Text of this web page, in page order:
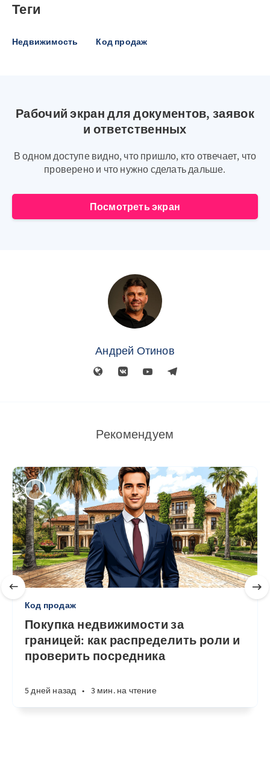
Теги
Недвижимость Код продаж
Рабочий экран для документов, заявок
и ответственных
В одном доступе видно, что пришло, кто отвечает, что
проверено и что нужно сделать дальше.
Посмотреть экран
Андрей Отинов
Рекомендуем
Код продаж
Покупка недвижимости за
границей: как распределить роли и
проверить посредника
5 дней назад • 3 мин. на чтение